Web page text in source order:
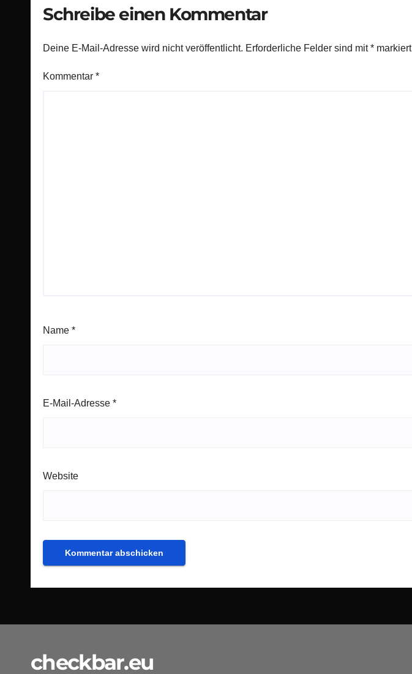
Schreibe einen Kommentar
Deine E-Mail-Adresse wird nicht veröffentlicht. Erforderliche Felder sind mit* markiert
Kommentar *
Name *
E-Mail-Adresse *
Website
checkbar.eu